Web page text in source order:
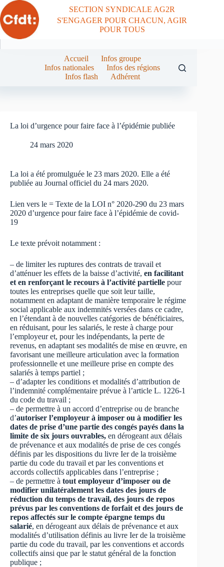
Passer
au
contenu
SECTION SYNDICALE AG2R
S'ENGAGER POUR CHACUN, AGIR
POUR TOUS
Accueil
Infos groupe
Infos nationales
Infos des régions
Infos flash
Adhérent
La loi d’urgence pour faire face à l’épidémie publiée
24 mars 2020
La loi a été promulguée le 23 mars 2020. Elle a été
publiée au Journal officiel du 24 mars 2020.
Lien vers le = Texte de la LOI n° 2020-290 du 23 mars
2020 d’urgence pour faire face à l’épidémie de covid-
19
Le texte prévoit notamment :
– de limiter les ruptures des contrats de travail et
d’atténuer les effets de la baisse d’activité, en facilitant
et en renforçant le recours à l’activité partielle pour
toutes les entreprises quelle que soit leur taille,
notamment en adaptant de manière temporaire le régime
social applicable aux indemnités versées dans ce cadre,
en l’étendant à de nouvelles catégories de bénéficiaires,
en réduisant, pour les salariés, le reste à charge pour
l’employeur et, pour les indépendants, la perte de
revenus, en adaptant ses modalités de mise en œuvre, en
favorisant une meilleure articulation avec la formation
professionnelle et une meilleure prise en compte des
salariés à temps partiel ;
– d’adapter les conditions et modalités d’attribution de
l’indemnité complémentaire prévue à l’article L. 1226-1
du code du travail ;
– de permettre à un accord d’entreprise ou de branche
d’autoriser l’employeur à imposer ou à modifier les
dates de prise d’une partie des congés payés dans la
limite de six jours ouvrables, en dérogeant aux délais
de prévenance et aux modalités de prise de ces congés
définis par les dispositions du livre Ier de la troisième
partie du code du travail et par les conventions et
accords collectifs applicables dans l’entreprise ;
– de permettre à tout employeur d’imposer ou de
modifier unilatéralement les dates des jours de
réduction du temps de travail, des jours de repos
prévus par les conventions de forfait et des jours de
repos affectés sur le compte épargne temps du
salarié, en dérogeant aux délais de prévenance et aux
modalités d’utilisation définis au livre Ier de la troisième
partie du code du travail, par les conventions et accords
collectifs ainsi que par le statut général de la fonction
publique ;